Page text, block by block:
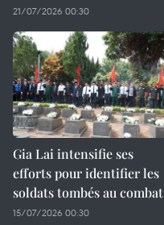
21/07/2026 00:30
Gia Lai intensifie ses
efforts pour identifier les
soldats tombés au combat
15/07/2026 00:30